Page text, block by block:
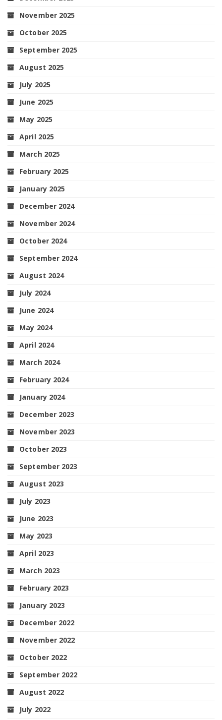
November 2025
October 2025
September 2025
August 2025
July 2025
June 2025
May 2025
April 2025
March 2025
February 2025
January 2025
December 2024
November 2024
October 2024
September 2024
August 2024
July 2024
June 2024
May 2024
April 2024
March 2024
February 2024
January 2024
December 2023
November 2023
October 2023
September 2023
August 2023
July 2023
June 2023
May 2023
April 2023
March 2023
February 2023
January 2023
December 2022
November 2022
October 2022
September 2022
August 2022
July 2022